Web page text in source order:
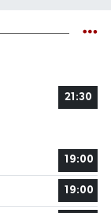
21:30
19:00
19:00